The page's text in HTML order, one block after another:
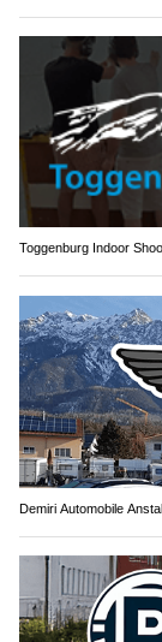
Toggenburg Indoor
Demiri Automobile